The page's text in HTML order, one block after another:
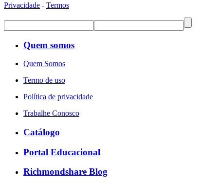
Privacidade - Termos
Quem somos
Quem Somos
Termo de uso
Política de privacidade
Trabalhe Conosco
Catálogo
Portal Educacional
Richmondshare Blog